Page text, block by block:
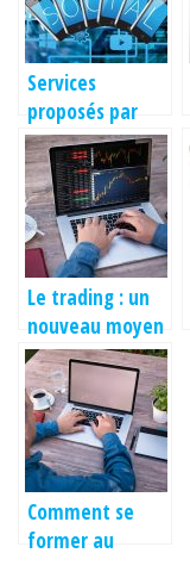
Services
proposés par
une agence de
communication
Le trading : un
nouveau moyen
de gagner de
l’argent
Comment se
former au